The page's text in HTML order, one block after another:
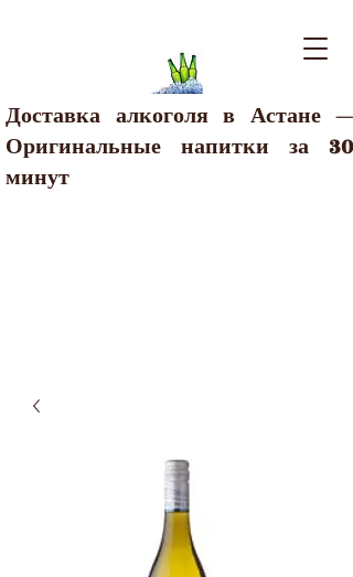
Доставка алкоголя в Астане —
Оригинальные напитки за 30
минут